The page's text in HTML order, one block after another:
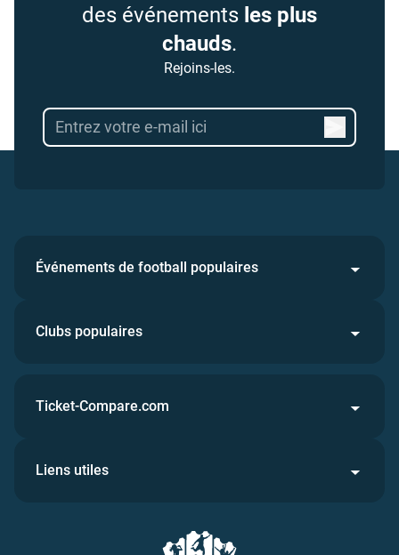
des événements les plus
chauds.
Rejoins-les.
Événements de football populaires
Clubs populaires
Ticket-Compare.com
Liens utiles